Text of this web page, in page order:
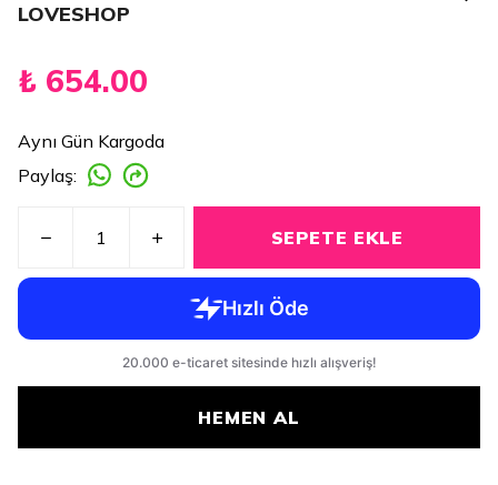
LOVESHOP
₺ 654.00
Aynı Gün Kargoda
Paylaş:
SEPETE EKLE
HEMEN AL